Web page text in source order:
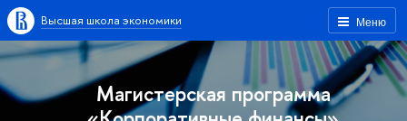
Меню
Высшая школа экономики
Магистерская программа